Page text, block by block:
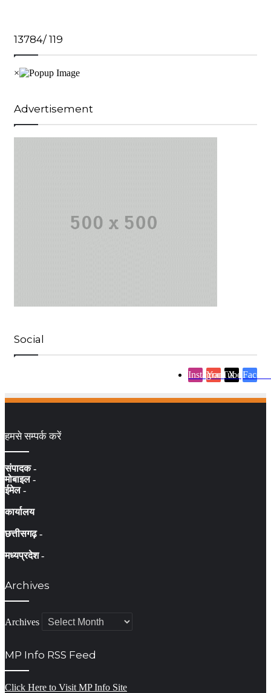
13784/ 119
Advertisement
Social
X
YouTube
Instagram
हमसे सम्पर्क करें
संपादक -
मोबाइल -
ईमेल -
कार्यालय
छत्तीसगढ़ -
मध्यप्रदेश -
Archives
Archives
MP Info RSS Feed
Click Here to Visit MP Info Site